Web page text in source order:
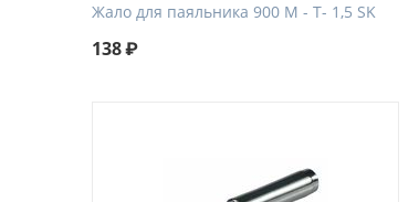
Жало для паяльника 900 М - Т- 1,5 SK
138₽